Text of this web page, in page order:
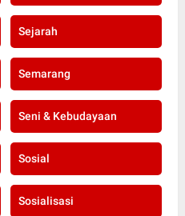
Sejarah
Semarang
Seni & Kebudayaan
Sosial
Sosialisasi